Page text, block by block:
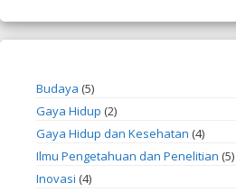
Budaya (5)
Gaya Hidup (2)
Gaya Hidup dan Kesehatan (4)
Ilmu Pengetahuan dan Penelitian (5)
Inovasi (4)